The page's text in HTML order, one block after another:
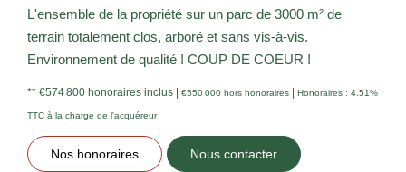
L'ensemble de la propriété sur un parc de 3000 m² de
terrain totalement clos, arboré et sans vis-à-vis.
Environnement de qualité ! COUP DE COEUR !
** €574 800 honoraires inclus | €550 000 hors honoraires | Honoraires : 4.51%
TTC à la charge de l'acquéreur
Nos honoraires Nous contacter